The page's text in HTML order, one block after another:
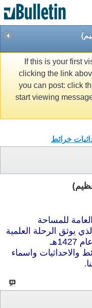
If this is your first
clicking the link
you can post: click
start viewing
خرائط
للمساحة
يوثق الرحلة العلمية
والاحداثيات واسماء